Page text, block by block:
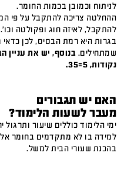
לניתוח וכמובן בכמות החומר.
ההחלטה צריכה להתקבל על פי
בגרות היא רמת הבסיס, לכן כדאי
שמתחילים.
נקודות, 5=35.
האם יש תגבורים
מעבר לשעות הלימוד?
ימי הלימוד כוללים שיעור
למידה בו לא מתקדמים בחומר
בהכנת שעורי הבית למשל.